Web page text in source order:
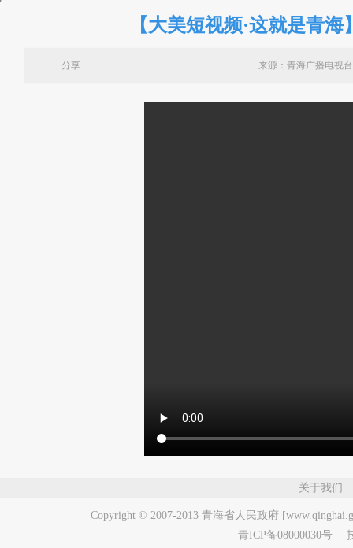
【大美短视频·这就是青
来源：青海广播电
分享
关于我们
Copyright © 2007-2013 青海省人民政府
青ICP备08000030号